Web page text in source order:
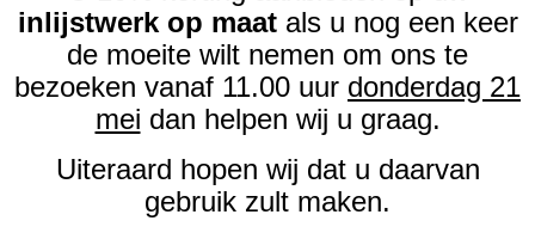
inlijstwerk op maatals u nog een keer
de moeite wilt nemen om ons te
bezoeken vanaf 11.00 uur donderdag 21
mei dan helpen wij u graag.
Uiteraard hopen wij dat u daarvan
gebruik zult maken.